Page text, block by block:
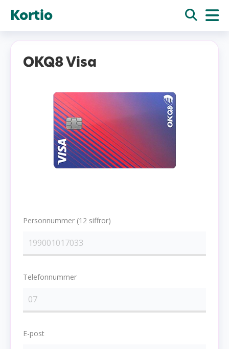
Kortio
OKQ8 Visa
Personnummer (12 siffror)
Telefonnummer
E-post